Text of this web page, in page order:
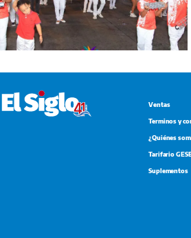
Ventas
Terminos y
¿Quiénes
Tarifario
Suplementos